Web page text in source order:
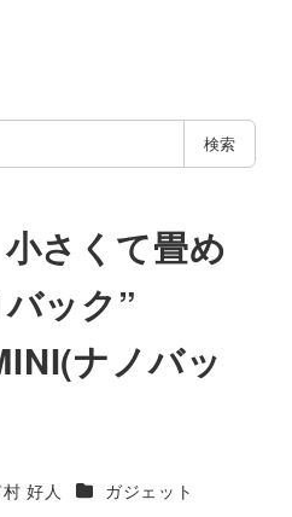
検索
小さくて畳め
ック”
ナノバッ
好人 カテゴリー
ガジェット